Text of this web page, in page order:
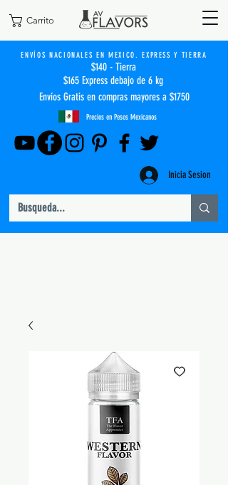
Carrito
ENVÍOS NACIONALES EN MEXICO. EXPRESS Y TIERRA
$140 - Tierra
$165 Express debajo de 6 kg
Envíos Gratis en compras mayores a $1750
Precios en Pesos Mexicanos
Inicia Sesion